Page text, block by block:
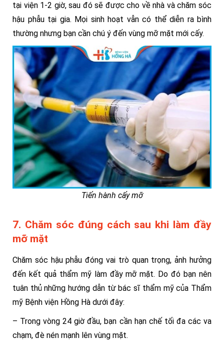
tại viện 1-2 giờ, sau đó sẽ được cho về nhà và chăm sóc
hậu phẫu tại gia. Mọi sinh hoạt vẫn có thể diễn ra bình
thường nhưng bạn cần chú ý đến vùng mỡ mặt mới cấy.
Tiến hành cấy mỡ
7. Chăm sóc đúng cách sau khi làm đầy
mỡ mặt
Chăm sóc hậu phẫu đóng vai trò quan trọng, ảnh hưởng
đến kết quả thẩm mỹ làm đầy mỡ mặt. Do đó bạn nên
tuân thủ những hướng dẫn từ bác sĩ thẩm mỹ của Thẩm
mỹ Bệnh viện Hồng Hà dưới đây:
– Trong vòng 24 giờ đầu, bạn cần hạn chế tối đa các va
chạm, đè nén mạnh lên vùng mặt.